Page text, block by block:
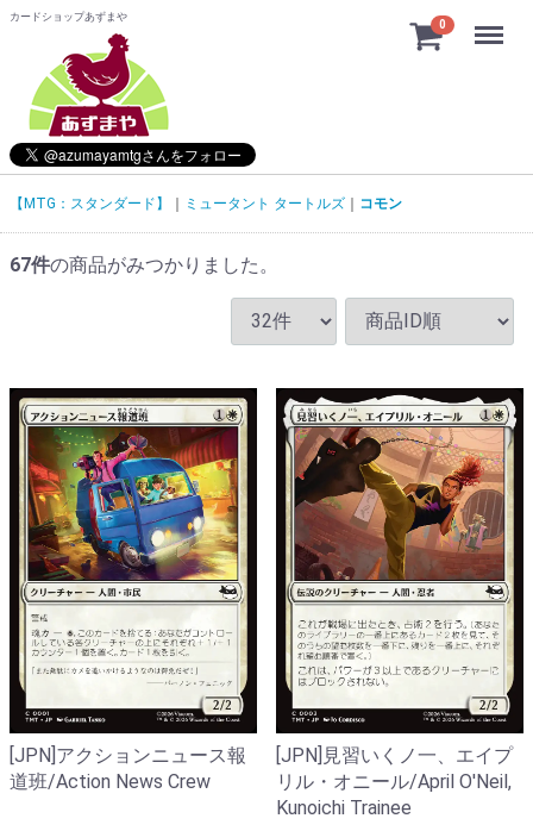
カードショップあずまや
0 Menu
【MTG：スタンダード】 ミュータント タートルズ コモン
67件の商品がみつかりました。
[JPN]アクションニュース報
道班/Action News Crew
[JPN]見習いくノ一、エイプ
リル・オニール/April O'Neil,
Kunoichi Trainee